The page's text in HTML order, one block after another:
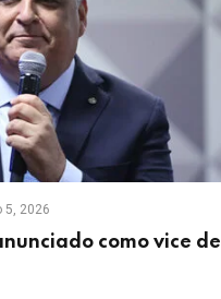
5, 2026
como vice de